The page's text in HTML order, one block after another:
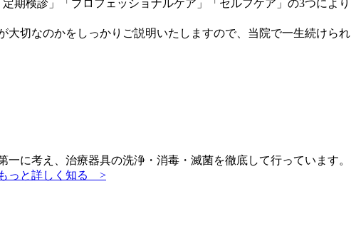
定期検診」「プロフェッショナルケア」「セルフケア」 の3つにより
大切なのかをしっかりご説明いたしますので、当院で一生続けられ
一に考え、治療器具の洗浄・消毒・滅菌を徹底して行っています。
っと詳しく知る >